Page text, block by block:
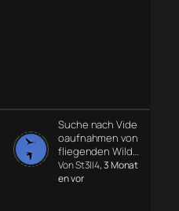
Suche nach Vide
oaufnahmen von
fliegenden Wild…
Von St3ll4, 3 Monat
en vor